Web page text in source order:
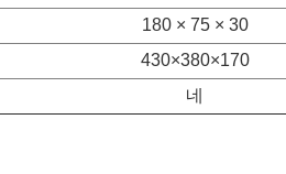
180 × 75 × 30
430×380×170
네